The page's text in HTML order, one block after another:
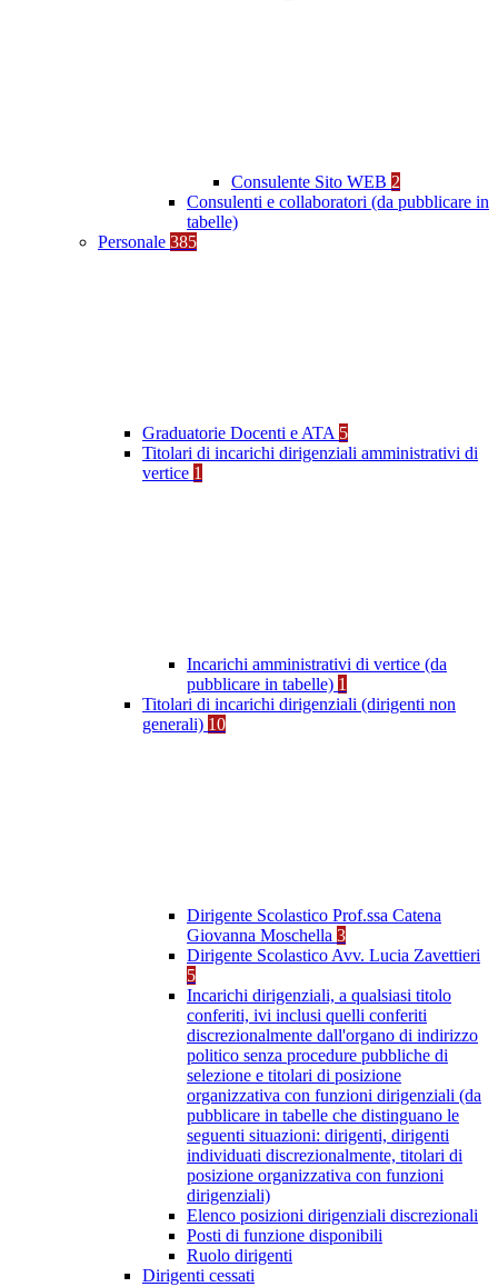
Consulente Sito WEB 2
Consulenti e collaboratori (da pubblicare in
tabelle)
Personale 385
Graduatorie Docenti e ATA 5
Titolari di incarichi dirigenziali amministrativi di
vertice 1
Incarichi amministrativi di vertice (da
pubblicare in tabelle) 1
Titolari di incarichi dirigenziali (dirigenti non
generali) 10
Dirigente Scolastico Prof.ssa Catena
Giovanna Moschella 3
Dirigente Scolastico Avv. Lucia Zavettieri
5
Incarichi dirigenziali, a qualsiasi titolo
conferiti, ivi inclusi quelli conferiti
discrezionalmente dall'organo di indirizzo
politico senza procedure pubbliche di
selezione e titolari di posizione
organizzativa con funzioni dirigenziali (da
pubblicare in tabelle che distinguano le
seguenti situazioni: dirigenti, dirigenti
individuati discrezionalmente, titolari di
posizione organizzativa con funzioni
dirigenziali)
Elenco posizioni dirigenziali discrezionali
Posti di funzione disponibili
Ruolo dirigenti
Dirigenti cessati